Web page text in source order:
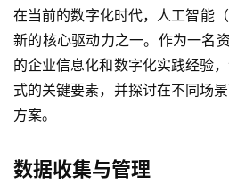
在当前的数字化时代，人工智能
新的核心驱动力之一。作为一名
的企业信息化和数字化实践经验
式的关键要素，并探讨在不同场
方案。
数据收集与管理